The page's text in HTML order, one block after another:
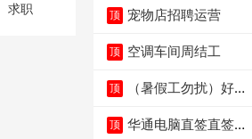
求职 顶 宠物店招聘运营
顶 空调车间周结工
顶
（暑假工勿扰）好想
顶 华通电脑直签直签直